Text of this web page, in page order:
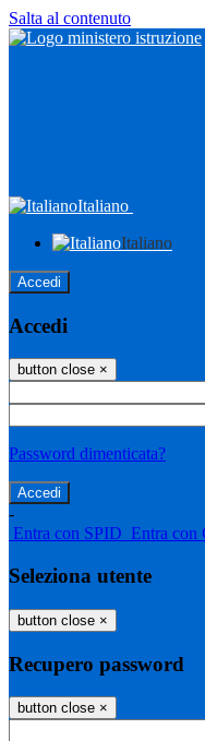
Salta al contenuto
Italiano
Italiano
Accedi
Accedi
button close ×
Password dimenticata?
-
Entra con SPID Entra con
Seleziona utente
button close ×
Recupero password
button close ×